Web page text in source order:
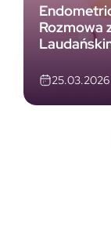
Rozmowa
25.03.2026